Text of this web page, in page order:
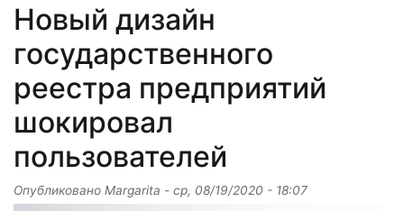
Новый дизайн
государственного
реестра предприятий
шокировал
пользователей
Опубликовано Margarita - ср, 08/19/2020 - 18:07